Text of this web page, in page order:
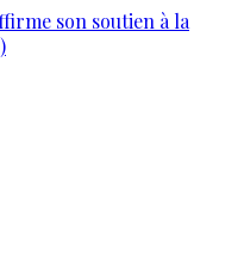
son soutien à la